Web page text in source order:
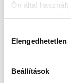
Ön által
weboldalon való
kiválasztása
Elengedhetetlen
Beállítások
FTC-vel a